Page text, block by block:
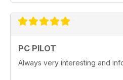
PC PILOT
Always very interesting and